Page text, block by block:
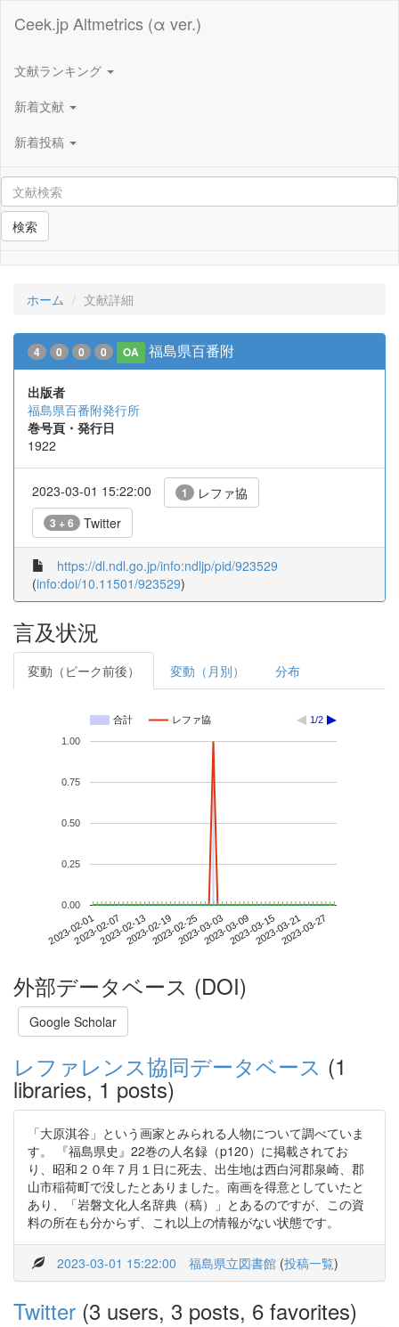
Ceek.jp Altmetrics (α ver.)
文献ランキング
新着文献
新着投稿
検索
ホーム 文献詳細
4 0 0 0 OA 福島県百番附
出版者
福島県百番附発行所
巻号頁・発行日
1922
2023-03-01 15:22:00 1 レファ協
3 + 6 Twitter
https://dl.ndl.go.jp/info:ndljp/pid/923529
(info:doi/10.11501/923529)
言及状況
変動（ピーク前後） 変動（月別） 分布
合計 レファ協 1/2
2023-02-012023-02-072023-02-132023-02-192023-02-252023-03-032023-03-092023-03-152023-03-212023-03-27
0.00
0.25
0.50
0.75
1.00
外部データベース (DOI)
Google Scholar
レファレンス協同データベース (1
libraries, 1 posts)
「大原淇谷」という画家とみられる人物について調べていま
す。 『福島県史』22巻の人名録（p120）に掲載されてお
り、昭和２０年７月１日に死去、出生地は西白河郡泉崎、郡
山市稲荷町で没したとありました。南画を得意としていたと
あり、「岩磐文化人名辞典（稿）」とあるのですが、この資
料の所在も分からず、これ以上の情報がない状態です。
2023-03-01 15:22:00 福島県立図書館 (投稿一覧)
Twitter (3 users, 3 posts, 6 favorites)